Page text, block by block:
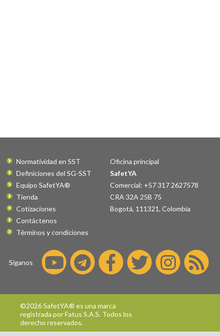
Normatividad en SST
Definiciones del SG-SST
Equipo SafetYA®
Tienda
Cotizaciones
Contáctenos
Términos y condiciones
Oficina principal
SafetYA
Comercial: +57 317 2627578
CRA 32A 25B 75
Bogotá, 111321, Colombia
Síganos
©2026 SafetYA® es una marca
registrada porFatus S.A.S. Todos los
derecho reservados.